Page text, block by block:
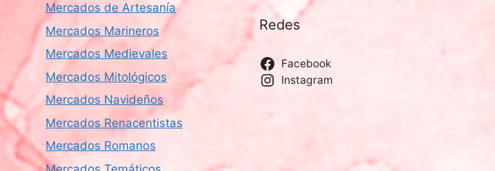
Mercados de Artesanía
Mercados Marineros
Mercados Medievales
Mercados Mitológicos
Mercados Navideños
Mercados Renacentistas
Mercados Romanos
Redes
Facebook
Instagram